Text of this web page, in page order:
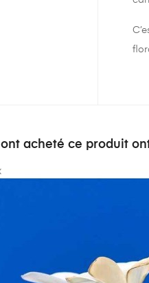
acheté ce produit